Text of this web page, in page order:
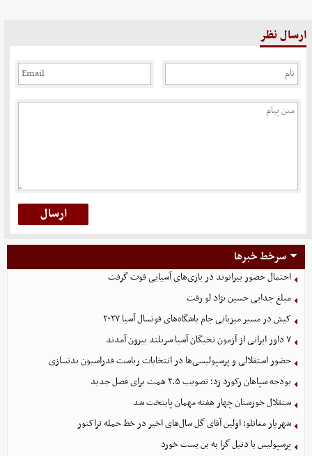
ارسال نظر
سرخط خبرها
احتمال حضور بیرانوند در بازی‌های آسیایی قوت گرفت
مبلغ جدایی حسین نژاد لو رفت
کیش در مسیر میزبانی جام باشگاه‌های فوتسال آسیا ۲۰۲۷
۷ داور ایرانی از آزمون نخبگان آسیا سربلند بیرون آمدند
حضور استقلالی و پرسپولیسی‌ها در انتخابات ریاست فدراسیون بدنسازی
بودجه سپاهان رکورد زد؛ تصویب ۲.۵ همت برای فصل جدید
ستقلال خوزستان چهار هفته مهمان پایتخت شد
شهریار مغانلو؛ اولین آقای گل سال‌های اخیر در خط حمله تراکتور
پرسپولیس با دنیل گرا به بن بست خورد